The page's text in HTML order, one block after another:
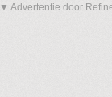
▼ Advertentie door